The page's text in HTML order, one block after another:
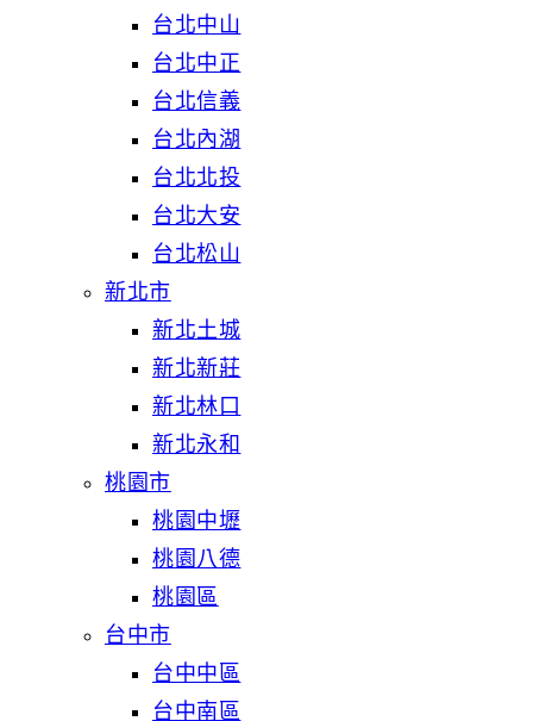
台北中山
台北中正
台北信義
台北內湖
台北北投
台北大安
台北松山
新北市
新北土城
新北新莊
新北林口
新北永和
桃園市
桃園中壢
桃園八德
桃園區
台中市
台中中區
台中南區